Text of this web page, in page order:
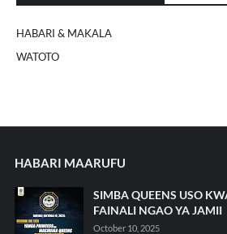
HABARI & MAKALA
WATOTO
HABARI MAARUFU
SIMBA QUEENS USO
FAINALI NGAO YA JAMII
October 10, 2025